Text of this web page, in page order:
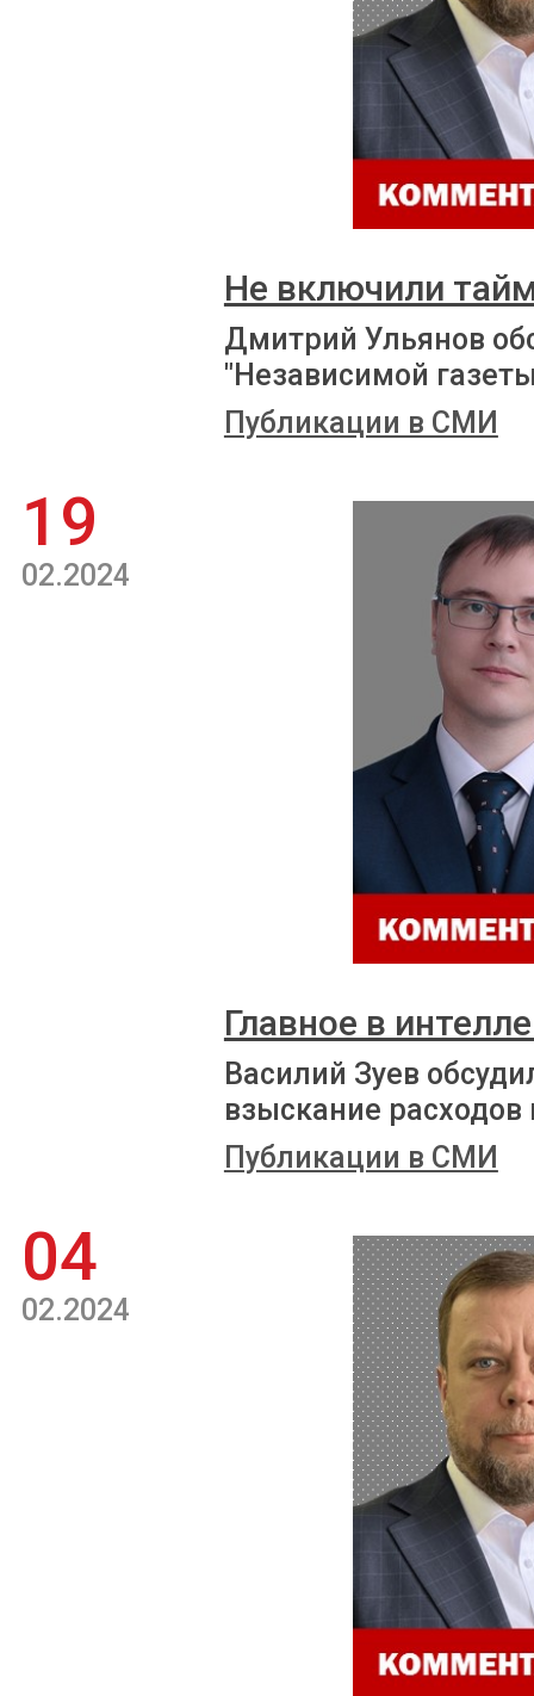
Не включили
Дмитрий Ульянов
"Независимой
Публикации в СМИ
19
02.2024
Главное в
Василий Зуев
взыскание расходов
Публикации в СМИ
04
02.2024